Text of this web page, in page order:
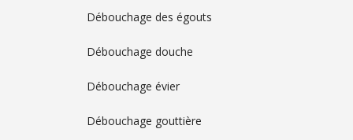
Débouchage des égouts
Débouchage douche
Débouchage évier
Débouchage gouttière